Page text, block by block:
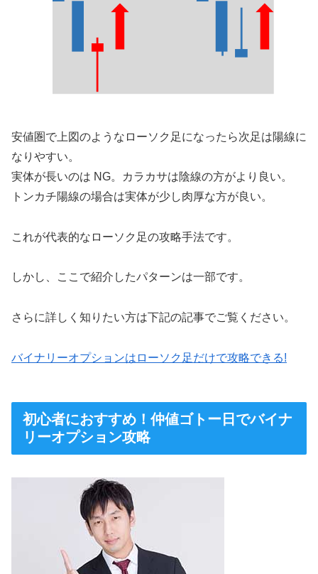
安値圏で上図のようなローソク⾜になったら次⾜は陽線に
なりやすい。
実体が⻑いのは NG。カラカサは陰線の⽅がより良い。
トンカチ陽線の場合は実体が少し⾁厚な⽅が良い。
これが代表的なローソク足の攻略手法です。
しかし、ここで紹介したパターンは一部です。
さらに詳しく知りたい方は下記の記事でご覧ください。
バイナリーオプションはローソク足だけで攻略できる!
初心者におすすめ！仲値ゴトー日でバイナ
リーオプション攻略